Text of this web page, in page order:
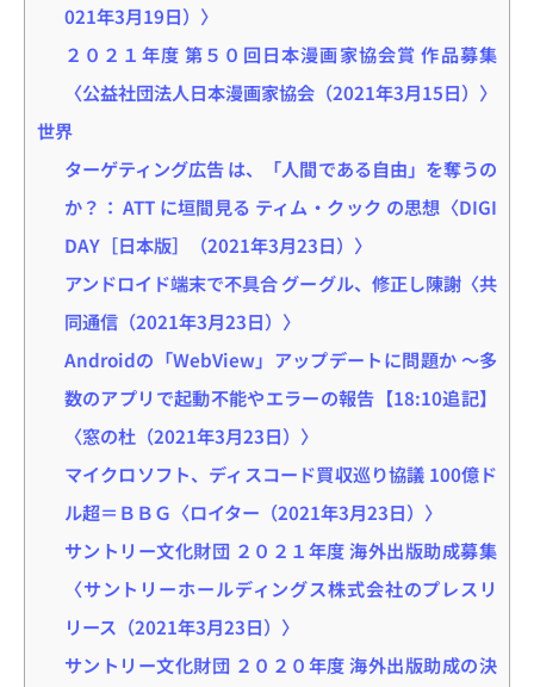
021年3月19日）〉
２０２１年度 第５０回日本漫画家協会賞 作品募集
〈公益社団法人日本漫画家協会（2021年3月15日）〉
世界
ターゲティング広告 は、「人間である自由」を奪うの
か？： ATT に垣間見る ティム・クック の思想〈DIGI
DAY［日本版］（2021年3月23日）〉
アンドロイド端末で不具合 グーグル、修正し陳謝〈共
同通信（2021年3月23日）〉
Androidの「WebView」アップデートに問題か ～多
数のアプリで起動不能やエラーの報告【18:10追記】
〈窓の杜（2021年3月23日）〉
マイクロソフト、ディスコード買収巡り協議 100億ド
ル超＝ＢＢＧ〈ロイター（2021年3月23日）〉
サントリー文化財団 ２０２１年度 海外出版助成募集
〈サントリーホールディングス株式会社のプレスリ
リース（2021年3月23日）〉
サントリー文化財団 ２０２０年度 海外出版助成の決